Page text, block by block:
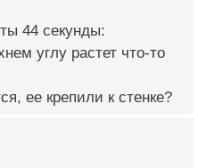
44 секунды:
углу растет что-то
ее крепили к стенке?